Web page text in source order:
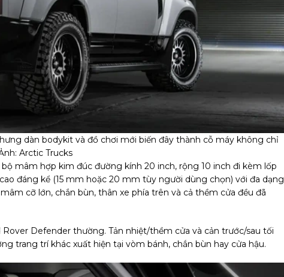
dàn bodykit và đồ chơi mới biến đây thành cỗ máy không chỉ
Arctic Trucks
mâm hợp kim đúc đường kính 20 inch, rộng 10 inch đi kèm lốp
đáng kể (15 mm hoặc 20 mm tùy người dùng chọn) với đa dạng
cỡ lớn, chắn bùn, thân xe phía trên và cả thềm cửa đều đã
Defender thường. Tản nhiệt/thềm cửa và cản trước/sau tối
trang trí khác xuất hiện tại vòm bánh, chắn bùn hay cửa hậu.